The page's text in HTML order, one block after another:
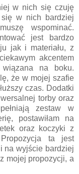
w nichsię czuję
w nich bardziej
wspominać.
jest bardzo
jak i materiału, z
akcentem
na boku.
że w mojej szafie
czas. Dodatki
torby oraz
zestaw w
postawiłam na
oraz koczyki z
ta jest
na wyjście bardziej
mojej propozycji, a